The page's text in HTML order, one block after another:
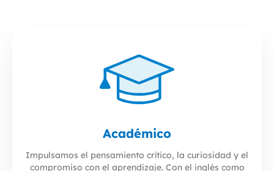
Académico
Impulsamos el pensamiento crítico, la curiosidad y el
compromiso con el aprendizaje. Con el inglés como